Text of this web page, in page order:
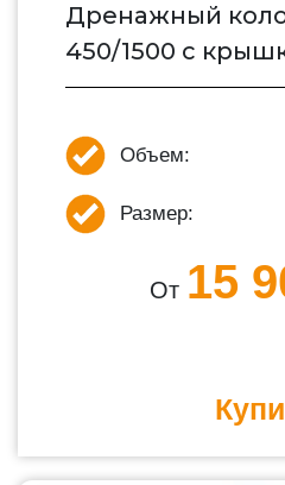
Дренажный
450/1500 с
Объем:
Размер:
От 15